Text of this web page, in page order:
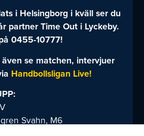
i Helsingborg i kväll ser du
partner Time Out i Lyckeby.
0455-10777!
se matchen, intervjuer
Handbollsligan Live!
Svahn, M6